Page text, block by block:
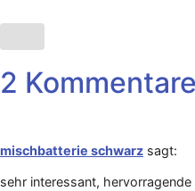
2 Kommentare
mischbatterie schwarz sagt:
sehr interessant,